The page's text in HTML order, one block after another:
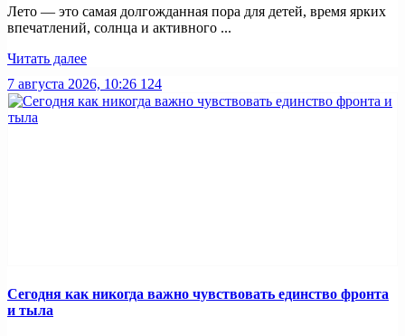
Лето — это самая долгожданная пора для детей, время ярких
впечатлений, солнца и активного ...
Читать далее
7 августа 2026, 10:26 124
Сегодня как никогда важно чувствовать единство фронта
и тыла